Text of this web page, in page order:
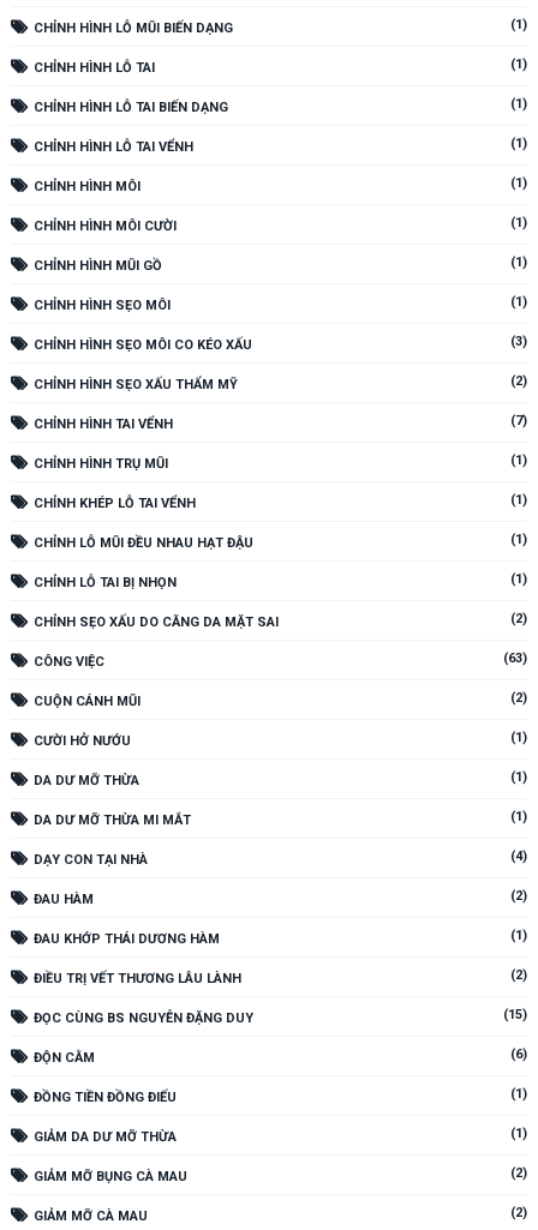
CHỈNH HÌNH LỖ MŨI BIẾN DẠNG (1)
CHỈNH HÌNH LỖ TAI (1)
CHỈNH HÌNH LỖ TAI BIẾN DẠNG (1)
CHỈNH HÌNH LỖ TAI VỂNH (1)
CHỈNH HÌNH MÔI (1)
CHỈNH HÌNH MÔI CƯỜI (1)
CHỈNH HÌNH MŨI GỒ (1)
CHỈNH HÌNH SẸO MÔI (1)
CHỈNH HÌNH SẸO MÔI CO KÉO XẤU (3)
CHỈNH HÌNH SẸO XẤU THẨM MỸ (2)
CHỈNH HÌNH TAI VỂNH (7)
CHỈNH HÌNH TRỤ MŨI (1)
CHỈNH KHÉP LỖ TAI VỂNH (1)
CHỈNH LỖ MŨI ĐỀU NHAU HẠT ĐẬU (1)
CHỈNH LỖ TAI BỊ NHỌN (1)
CHỈNH SẸO XẤU DO CĂNG DA MẶT SAI (2)
CÔNG VIỆC (63)
CUỘN CÁNH MŨI (2)
CƯỜI HỞ NƯỚU (1)
DA DƯ MỠ THỪA (1)
DA DƯ MỠ THỪA MI MẮT (1)
DẠY CON TẠI NHÀ (4)
ĐAU HÀM (2)
ĐAU KHỚP THÁI DƯƠNG HÀM (1)
ĐIỀU TRỊ VẾT THƯƠNG LÂU LÀNH (2)
ĐỌC CÙNG BS NGUYỄN ĐẶNG DUY (15)
ĐỘN CẰM (6)
ĐỒNG TIỀN ĐỒNG ĐIẾU (1)
GIẢM DA DƯ MỠ THỪA (1)
GIẢM MỠ BỤNG CÀ MAU (2)
GIẢM MỠ CÀ MAU (2)